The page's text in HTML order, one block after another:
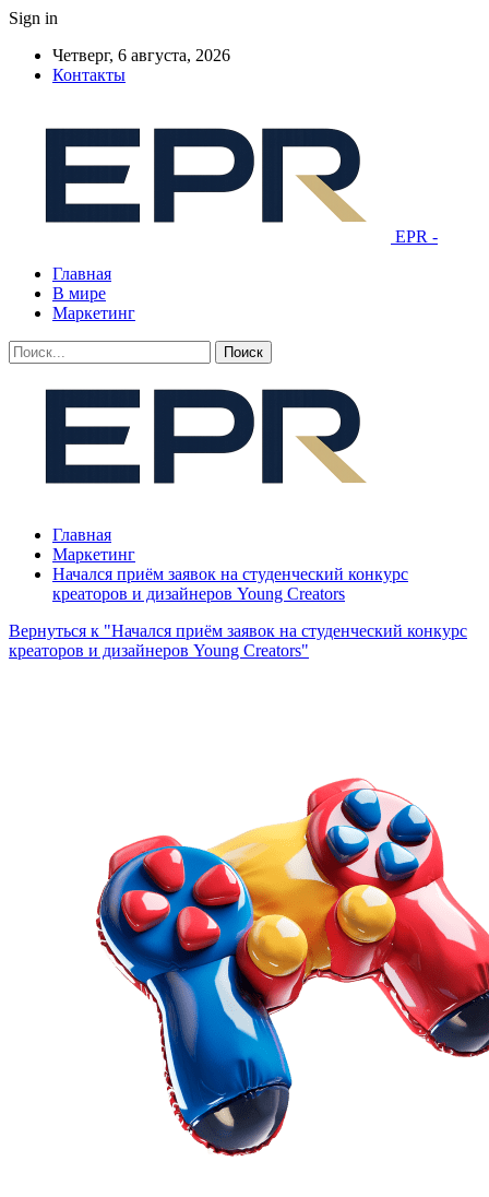
Sign in
Четверг, 6 августа, 2026
Контакты
EPR -
Главная
В мире
Маркетинг
Главная
Маркетинг
Начался приём заявок на студенческий конкурс
креаторов и дизайнеров Young Creators
Вернуться к "Начался приём заявок на студенческий конкурс
креаторов и дизайнеров Young Creators"